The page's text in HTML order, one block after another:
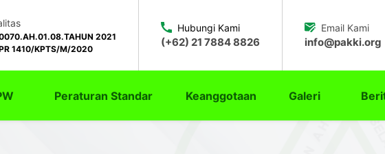
2021
1410/KPTS/M/2020
Hubungi Kami
(+62) 21 7884 8826
Email Kami
info@pakki.org
Peraturan Standar Keanggotaan Galeri